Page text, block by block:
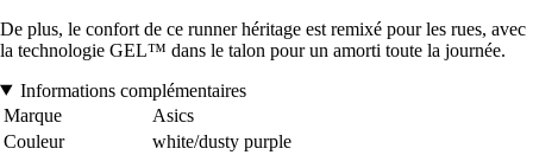
De plus, le confort de ce runner héritage est remixé pour les rues, avec
la technologie GEL™ dans le talon pour un amorti toute la journée.
Informations complémentaires
Marque
Asics
Couleur
white/dusty purple